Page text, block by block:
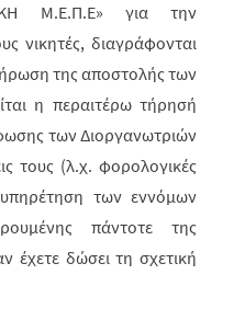
Μ.Ε.Π.Ε» για την
νικητές, διαγράφονται
της αποστολής των
η περαιτέρω τήρησή
των Διοργανωτριών
τους (λ.χ. φορολογικές
των εννόμων
πάντοτε της
έχετε δώσει τη σχετική